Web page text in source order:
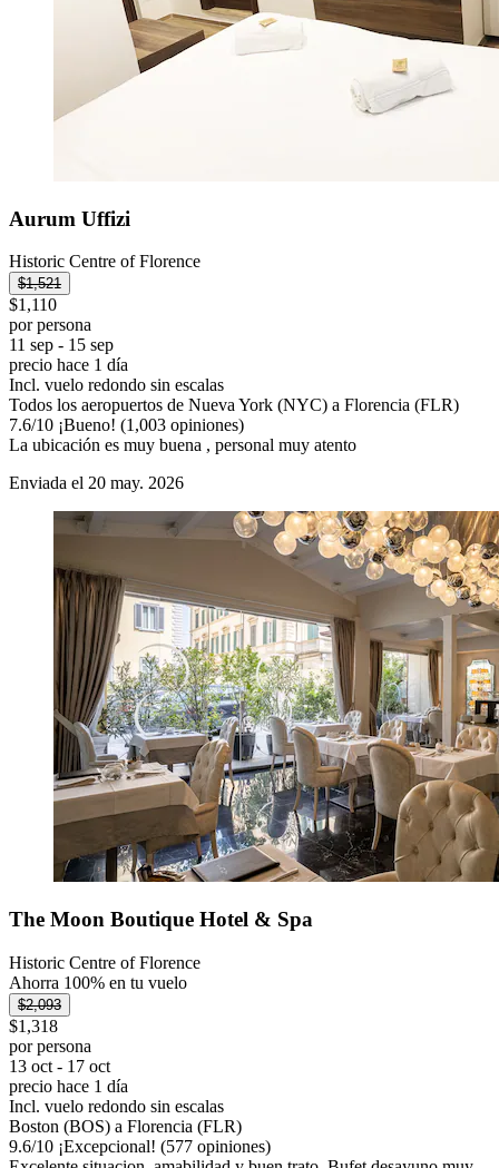
Aurum Uffizi
Historic Centre of Florence
$1,521
$1,110
por persona
11 sep - 15 sep
precio hace 1 día
Incl. vuelo redondo sin escalas
Todos los aeropuertos de Nueva York (NYC) a Florencia (FLR)
7.6/10 ¡Bueno! (1,003 opiniones)
La ubicación es muy buena , personal muy atento
Enviada el 20 may. 2026
The Moon Boutique Hotel & Spa
Historic Centre of Florence
Ahorra 100% en tu vuelo
$2,093
$1,318
por persona
13 oct - 17 oct
precio hace 1 día
Incl. vuelo redondo sin escalas
Boston (BOS) a Florencia (FLR)
9.6/10 ¡Excepcional! (577 opiniones)